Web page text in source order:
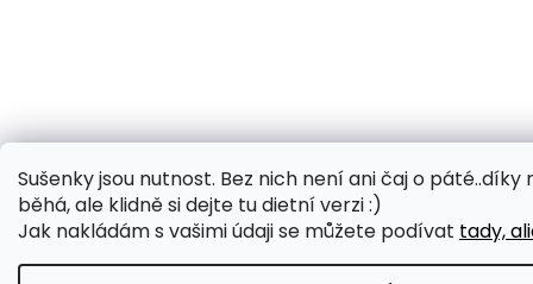
Sušenky jsou nutnost. Bez nich není ani čaj o páté..díky
běhá, ale klidně si dejte tu dietní verzi :)
Jak nakládám s vašimi údaji se můžete podívat tady,